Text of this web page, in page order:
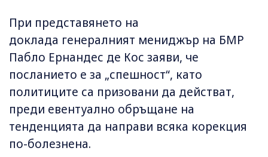
При представянето на
доклада генералният мениджър на БМР
Пабло Ернандес де Кос заяви, че
посланието е за „спешност“, като
политиците са призовани да действат,
преди евентуално обръщане на
тенденцията да направи всяка корекция
по-болезнена.